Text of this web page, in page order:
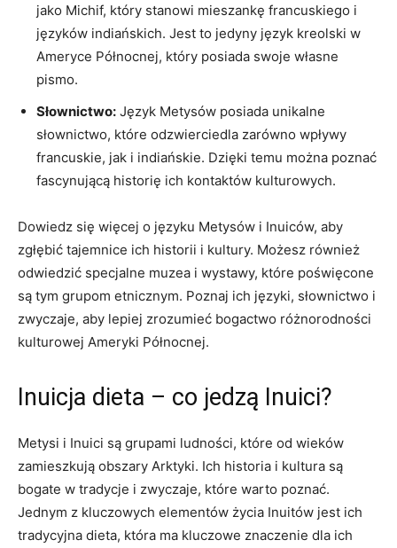
jako Michif, który stanowi mieszankę francuskiego i
‌języków indiańskich.⁤ Jest to jedyny język⁤ kreolski w‌
Ameryce Północnej, który⁢ posiada swoje ‌własne
pismo.
Słownictwo: Język Metysów posiada unikalne​
słownictwo,⁣ które odzwierciedla zarówno ‌wpływy
francuskie, jak i⁣ indiańskie. Dzięki temu można poznać
fascynującą historię ich ⁢kontaktów kulturowych.
Dowiedz się więcej o języku Metysów i Inuiców, aby
zgłębić tajemnice‍ ich⁣ historii i ⁣kultury.​ Możesz również
odwiedzić specjalne muzea i wystawy, które poświęcone
są tym grupom etnicznym. Poznaj ich języki, ‌słownictwo i⁣
zwyczaje, aby​ lepiej zrozumieć bogactwo różnorodności
kulturowej Ameryki Północnej.
Inuicja dieta – co ​jedzą Inuici?
Metysi i Inuici są grupami ludności, które od wieków
⁣zamieszkują obszary Arktyki. Ich ‍historia i kultura⁢ są
bogate w​ tradycje i zwyczaje, które warto poznać.
⁤Jednym z kluczowych ‍elementów życia Inuitów‍ jest ‍ich
tradycyjna dieta, ⁢która ma kluczowe znaczenie dla ich